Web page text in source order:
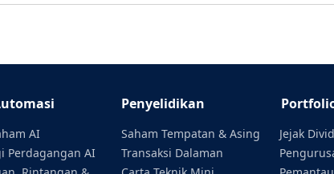
Penyelidikan
AI
Perdagangan AI
Saham Tempatan & Asing
Transaksi Dalaman
Jejak